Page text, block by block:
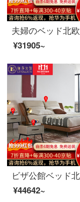
¥31905~
¥44642~